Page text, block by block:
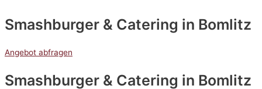
Smashburger & Catering in Bomlitz
Angebot abfragen
Smashburger & Catering in Bomlitz